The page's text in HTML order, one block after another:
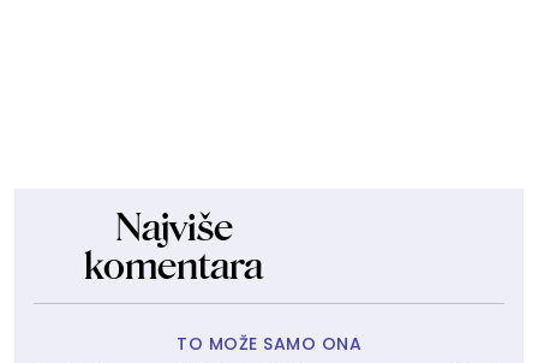
Najviše
komentara
TO MOŽE SAMO ONA